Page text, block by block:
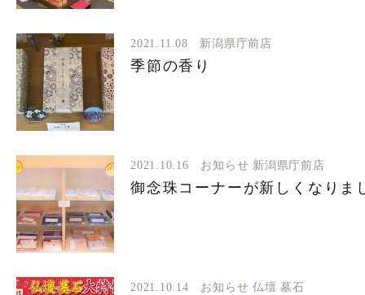
2021.11.08 新潟県庁前店
季節の香り
2021.10.16 お知らせ 新潟県庁前店
御念珠コーナーが新しくなりま
2021.10.14 お知らせ 仏壇 墓石